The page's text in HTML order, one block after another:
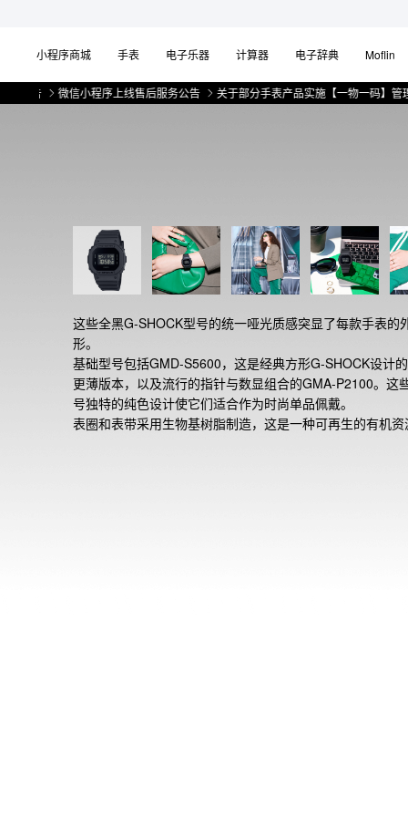
小程序商城 手表 电子乐器 计算器 电子辞典 Moflin
微信小程序上线售后服务公告 关于部分手表产品实施【一物一码】管理的公告
这些全黑G-SHOCK型号的统一哑光质感突显了每款手表的
形。
基础型号包括GMD-S5600，这是经典方形G-SHOCK设计
更薄版本，以及流行的指针与数显组合的GMA-P2100。这
号独特的纯色设计使它们适合作为时尚单品佩戴。
表圈和表带采用生物基树脂制造，这是一种可再生的有机资